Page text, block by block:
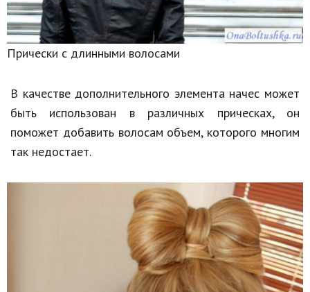
Прически с длинными волосами
В качестве дополнительного элемента начес может
быть использован в различных прическах, он
поможет добавить волосам объем, которого многим
так недостает.